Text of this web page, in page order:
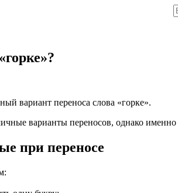
вариант переноса слова «горке».
варианты переносов, однако
при переносе